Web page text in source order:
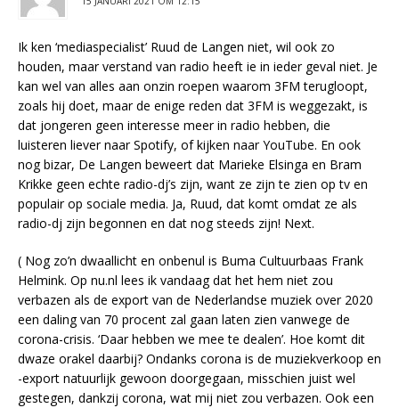
Ik ken ‘mediaspecialist’ Ruud de Langen niet, wil ook zo
houden, maar verstand van radio heeft ie in ieder geval niet. Je
kan wel van alles aan onzin roepen waarom 3FM terugloopt,
zoals hij doet, maar de enige reden dat 3FM is weggezakt, is
dat jongeren geen interesse meer in radio hebben, die
luisteren liever naar Spotify, of kijken naar YouTube. En ook
nog bizar, De Langen beweert dat Marieke Elsinga en Bram
Krikke geen echte radio-dj’s zijn, want ze zijn te zien op tv en
populair op sociale media. Ja, Ruud, dat komt omdat ze als
radio-dj zijn begonnen en dat nog steeds zijn! Next.
( Nog zo’n dwaallicht en onbenul is Buma Cultuurbaas Frank
Helmink. Op nu.nl lees ik vandaag dat het hem niet zou
verbazen als de export van de Nederlandse muziek over 2020
een daling van 70 procent zal gaan laten zien vanwege de
corona-crisis. ‘Daar hebben we mee te dealen’. Hoe komt dit
dwaze orakel daarbij? Ondanks corona is de muziekverkoop en
-export natuurlijk gewoon doorgegaan, misschien juist wel
gestegen, dankzij corona, wat mij niet zou verbazen. Ook een